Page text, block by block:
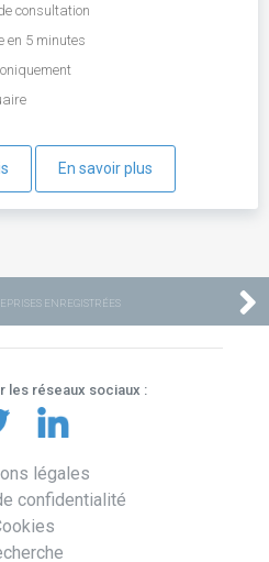
consultation
en 5 minutes
En savoir plus
ENREGISTRÉES
les réseaux sociaux :
légales
confidentialité